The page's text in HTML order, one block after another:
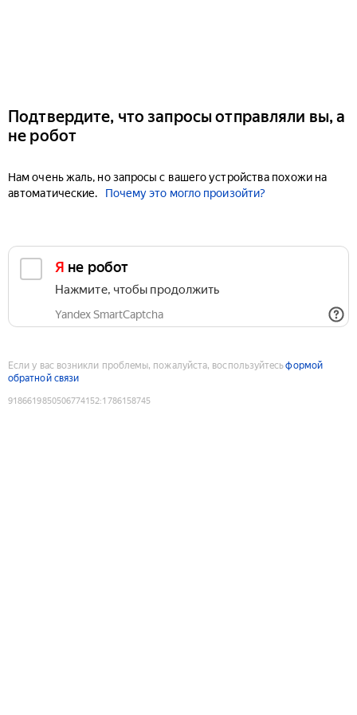
Подтвердите, что запросы отправляли вы, а
не робот
Нам очень жаль, но запросы с вашего устройства похожи на
автоматические.
Почему это могло произойти?
Я не робот
Нажмите, чтобы продолжить
Yandex SmartCaptcha
Если у вас возникли проблемы, пожалуйста, воспользуйтесьформой
обратной связи
9186619850506774152:1786158745